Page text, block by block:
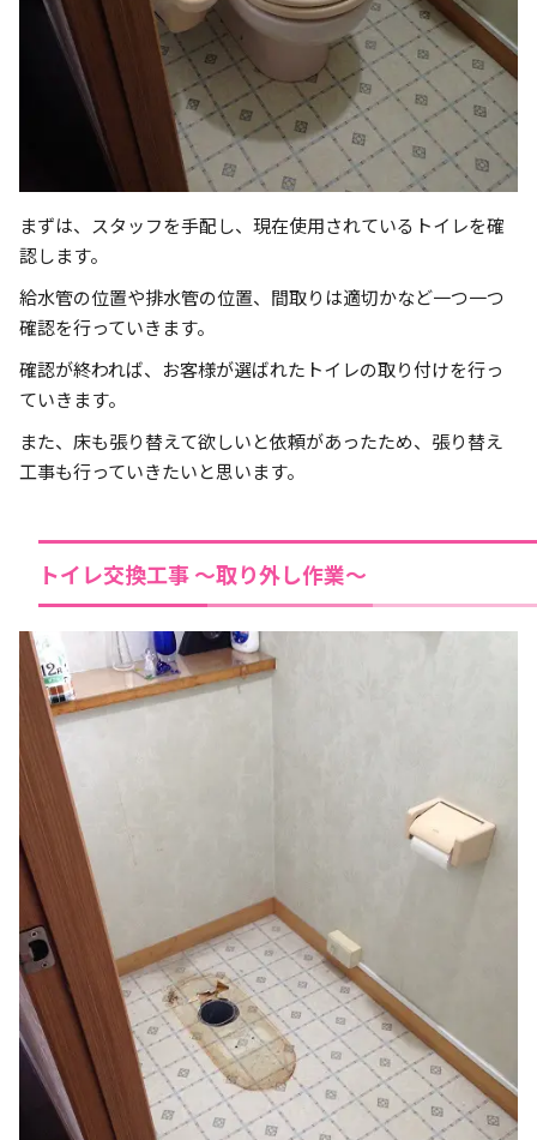
まずは、スタッフを手配し、現在使用されているトイレを確
認します。
給水管の位置や排水管の位置、間取りは適切かなど一つ一つ
確認を行っていきます。
確認が終われば、お客様が選ばれたトイレの取り付けを行っ
ていきます。
また、床も張り替えて欲しいと依頼があったため、張り替え
工事も行っていきたいと思います。
トイレ交換工事 ～取り外し作業～